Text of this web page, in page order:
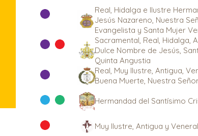
Real, Hidalga e Ilustre
Jesús Nazareno, Nuestra
Evangelista y Santa Mujer
Sacramental, Real, Hidalga,
Dulce Nombre de Jesús,
Quinta Angustia
Real, Muy Ilustre, Antigua,
Buena Muerte, Nuestra
Hermandad del Santísimo
Muy Ilustre, Antigua y